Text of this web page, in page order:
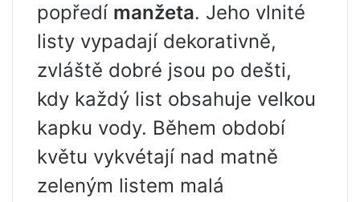
popředí manžeta. Jeho vlnité
listy vypadají dekorativně,
zvláště dobré jsou po dešti,
kdy každý list obsahuje velkou
kapku vody. Během období
květu vykvétají nad matně
zeleným listem malá